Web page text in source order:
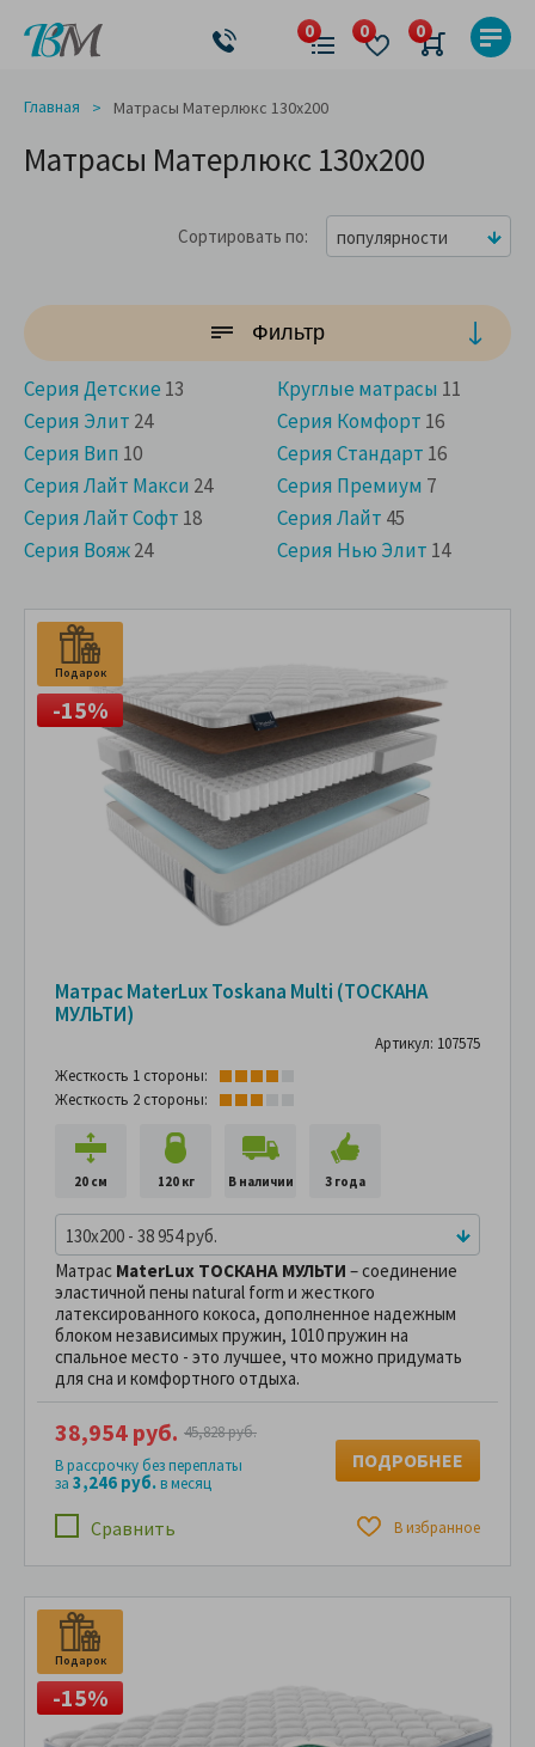
Главная Матрасы Матерлюкс 130x200
Матрасы Матерлюкс 130x200
Сортировать по популярности
Фильтр
Серия Детские 13
Серия Элит 24
Серия Вип 10
Серия Лайт Макси 24
Cерия Лайт Софт 18
Серия Вояж24
Круглые матрасы 11
Серия Комфорт 16
Серия Стандарт 16
Серия Премиум 7
Серия Лайт 45
Серия Нью Элит 14
Подарок
-15%
Матрас MaterLux Toskana Multi (ТОСКАНА
МУЛЬТИ)
Артикул: 107575
Жесткость 1 стороны:
Жесткость 2 стороны:
20 см 120 кг В наличии 3 года
130x200 - 38 954 руб.
Матрас MaterLux ТОСКАНА МУЛЬТИ – соединение
эластичной пены natural form и жесткого
латексированного кокоса, дополненное надежным
блоком независимых пружин, 1010 пружин на
спальное место - это лучшее, что можно придумать
для сна и комфортного отдыха.
Сравнить В избранное
38,954 руб. 45,828 руб.
В рассрочку без переплаты
за 3,246 руб.в месяц
ПОДРОБНЕЕ
Подарок
-15%